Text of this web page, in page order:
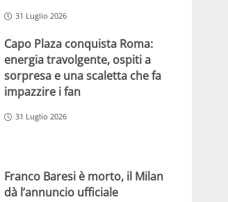
31 Luglio 2026
Capo Plaza conquista Roma:
energia travolgente, ospiti a
sorpresa e una scaletta che fa
impazzire i fan
31 Luglio 2026
Franco Baresi è morto, il Milan
dà l’annuncio ufficiale